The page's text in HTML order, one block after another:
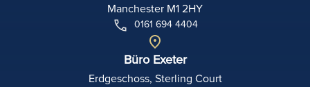
Manchester M1 2HY
0161 694 4404
Büro Exeter
Erdgeschoss, Sterling Court